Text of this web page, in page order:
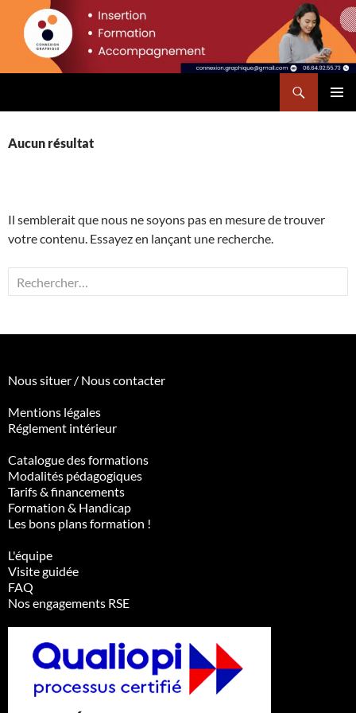
principal
contenu
Aucun résultat
Il semblerait que nous ne soyons pas en mesure de trouver
votre contenu. Essayez en lançant une recherche.
Rechercher :
Nous situer / Nous contacter
Mentions légales
Réglement intérieur
Catalogue des formations
Modalités pédagogiques
Tarifs & financements
Formation & Handicap
Les bons plans formation !
L'équipe
Visite guidée
FAQ
Nos engagements RSE